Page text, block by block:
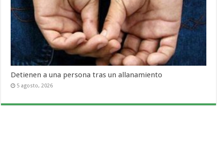
Detienen a una persona tras un allanamiento
5 agosto, 2026